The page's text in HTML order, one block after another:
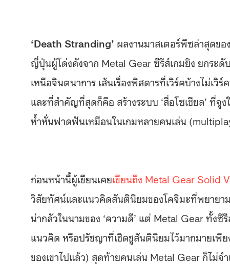
‘Death Stranding’ ผลงานมาสเตอร์พีซล่าสุดของ
ญี่ปุ่นผู้โด่งดังจาก Metal Gear ซีรีส์เกมยิง ยกระดั
เหนือจินตนาการ เส้นเรื่องพิสดารที่เวิร์คบ้างไม่เ
และที่สำคัญที่สุดก็คือ สร้างระบบ ‘สื่อโซเชียล’ ที่
ห้ำหั่นฟาดฟันเหมือนในเกมหลายคนเล่น
ก่อนหน้านี้ผู้เขียนเคยเขียนถึง Metal Gear Solid
วิสัยทัศน์และแนวคิดสันตินิยมของโคจิมะที่พยายา
น่ากลัวในนามของ ‘ความดี’ แต่ Metal Gear ทั้ง
แนวคิด หรือปรัชญาที่เชิดชูสันตินิยมไว้มากมายเพีย
ของเขาไปแล้ว) สุดท้ายคนเล่น Metal Gear ก็ไม่